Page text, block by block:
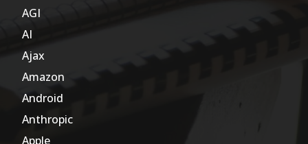
AGI
AI
Ajax
Amazon
Android
Anthropic
Apple